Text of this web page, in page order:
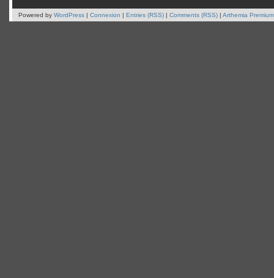
Powered by WordPress | Connexion | Entries (RSS) | Comments (RSS) | Arthemia Premium